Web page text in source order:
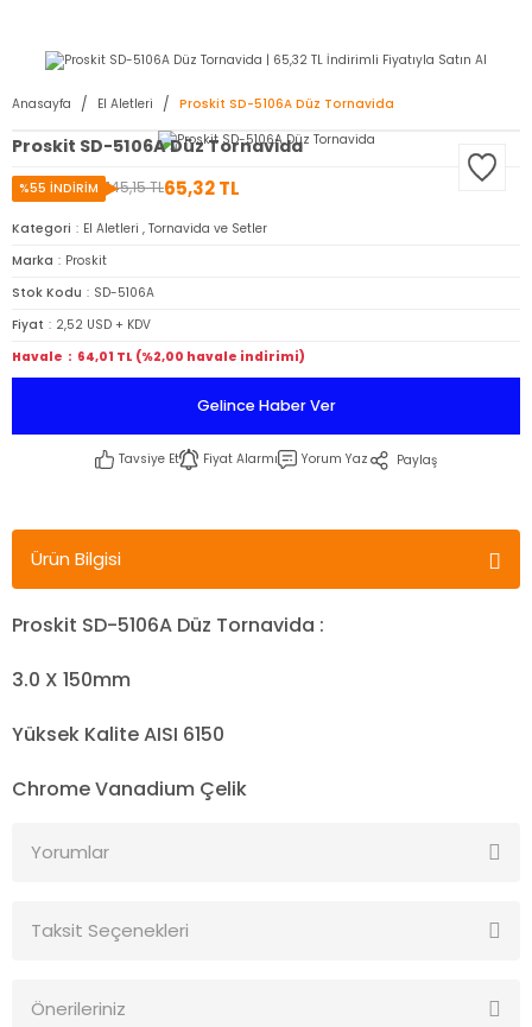
Anasayfa El Aletleri Proskit SD-5106A Düz Tornavida
Proskit SD-5106A Düz Tornavida
145,15 TL65,32 TL
%55 İNDİRİM
Kategori El Aletleri , Tornavida ve Setler
Marka
Proskit
Stok Kodu
SD-5106A
Fiyat
2,52 USD + KDV
Havale
64,01 TL (%2,00 havale indirimi)
Gelince Haber Ver
Tavsiye Et Fiyat Alarmı Yorum Yaz Paylaş
Ürün Bilgisi
Proskit SD-5106A Düz Tornavida :
3.0 X 150mm
Yüksek Kalite AISI 6150
Chrome Vanadium Çelik
Yorumlar
Taksit Seçenekleri
Önerileriniz